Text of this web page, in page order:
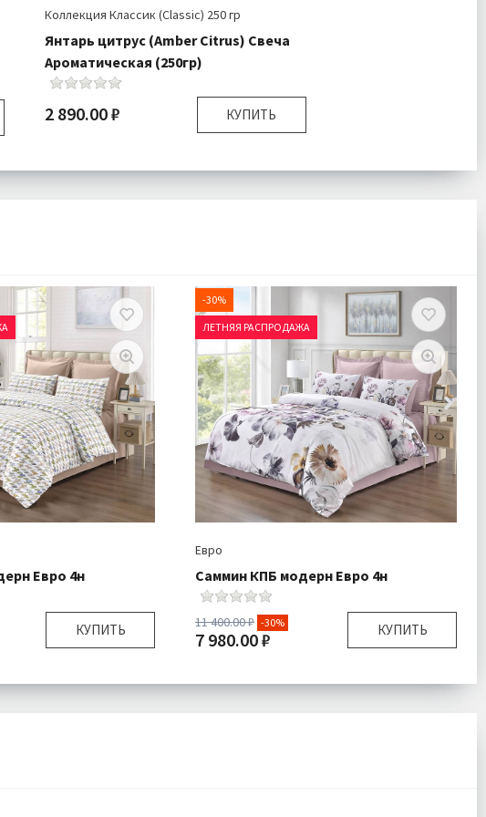
Коллекция Классик (Classic) 250 гр
Янтарь цитрус (Amber Citrus) Свеча
Ароматическая (250гр)
2 890.00 ₽ КУПИТЬ
Евро 4н
КУПИТЬ
Евро
-30%
ЛЕТНЯЯ РАСПРОДАЖА
Евро
Саммин КПБ модерн Евро 4н
11 400.00 ₽ -30%
7 980.00 ₽ КУПИТЬ
Размер:
Евро